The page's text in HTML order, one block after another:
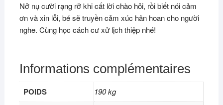
Nở nụ cười rạng rỡ khi cất lời chào hỏi, rồi biết nói cảm
ơn và xin lỗi, bé sẽ truyền cảm xúc hân hoan cho người
nghe. Cùng học cách cư xử lịch thiệp nhé!
Informations complémentaires
POIDS 190 kg